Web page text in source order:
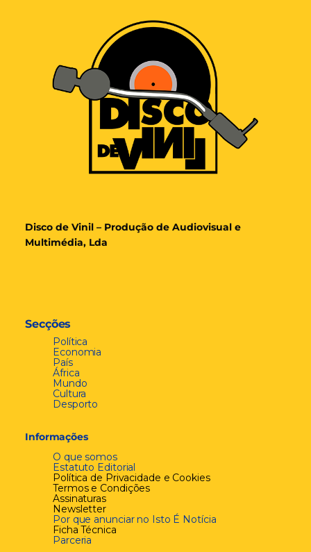
Disco de Vinil – Produção de Audiovisual e
Multimédia, Lda
Secções
Política
Economia
País
África
Mundo
Cultura
Desporto
Informações
O que somos
Estatuto Editorial
Política de Privacidade e Cookies
Termos e Condições
Assinaturas
Newsletter
Por que anunciar no Isto É Notícia
Ficha Técnica
Parceria